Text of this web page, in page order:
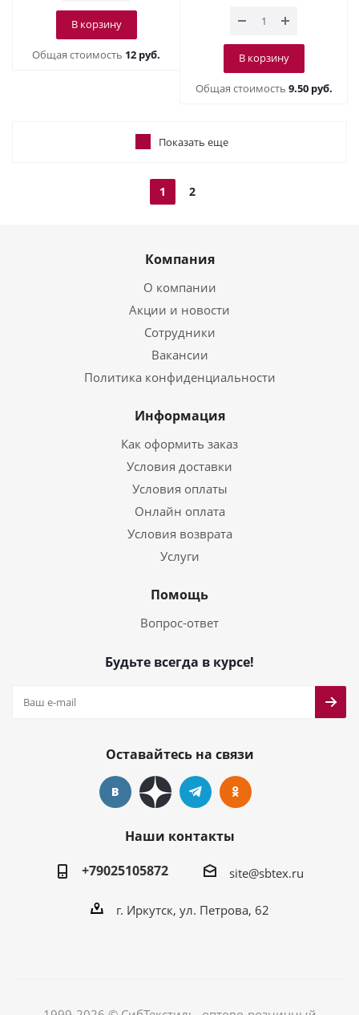
В корзину
Общая стоимость 12 руб. В корзину
Общая стоимость 9.50 руб.
Показать еще
1 2
Компания
О компании
Акции и новости
Сотрудники
Вакансии
Политика конфиденциальности
Информация
Как оформить заказ
Условия доставки
Условия оплаты
Онлайн оплата
Условия возврата
Услуги
Помощь
Вопрос-ответ
Будьте всегда в курсе!
Оставайтесь на связи
Наши контакты
+79025105872
site@sbtex.ru
г. Иркутск, ул. Петрова, 62